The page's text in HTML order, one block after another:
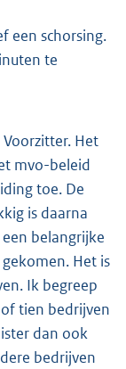
een schorsing.
te
Het
mvo-beleid
toe. De
is daarna
belangrijke
Het is
Ik begreep
tien bedrijven
dan ook
bedrijven